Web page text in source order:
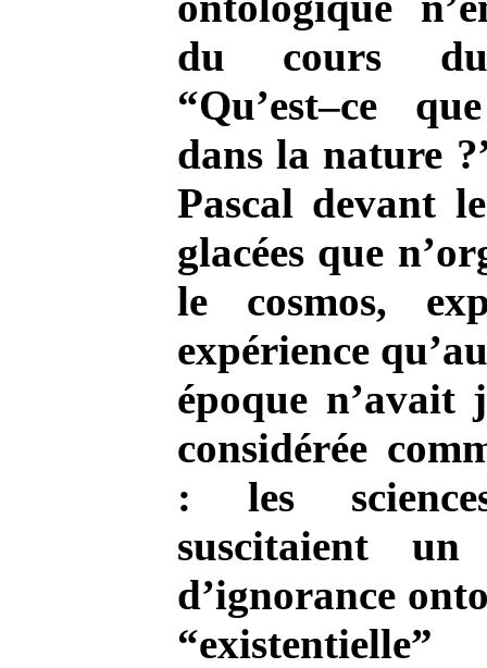
du cours
“Qu’est–ce
dans la nature
Pascal devant
glacées que
le cosmos,
expérience
époque n’avait
considérée
: les
suscitaient un
d’ignorance